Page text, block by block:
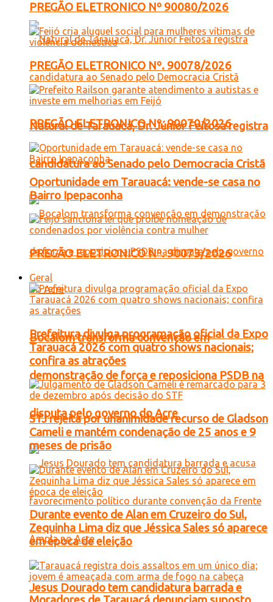
Natural de Tarauacá, Dr. Júnior Feitosa registra
candidatura ao Senado pelo Democracia Cristã
Bocalom transforma convenção em
demonstração de força e reposiciona PSDB na
disputa pelo governo do Acre
Jesus Dourado tem candidatura barrada e
PREGÃO ELETRONICO Nº 90080/2026
PREGÃO ELETRONICO Nº. 90078/2026
PREGÃO ELETRONICO Nº. 90070/2026
Oportunidade em Tarauacá: vende-se casa no
Bairro Ipepaconha
PREGÃO ELETRONICO Nº. 90073/2026
Geral
Prefeitura divulga programação oficial da Expo
Tarauacá 2026 com quatro shows nacionais;
confira as atrações
STJ rejeita por unanimidade recurso de Gladson
Cameli e mantém condenação de 25 anos e 9
meses de prisão
Durante evento de Alan em Cruzeiro do Sul,
Zequinha Lima diz que Jéssica Sales só aparece
em época de eleição